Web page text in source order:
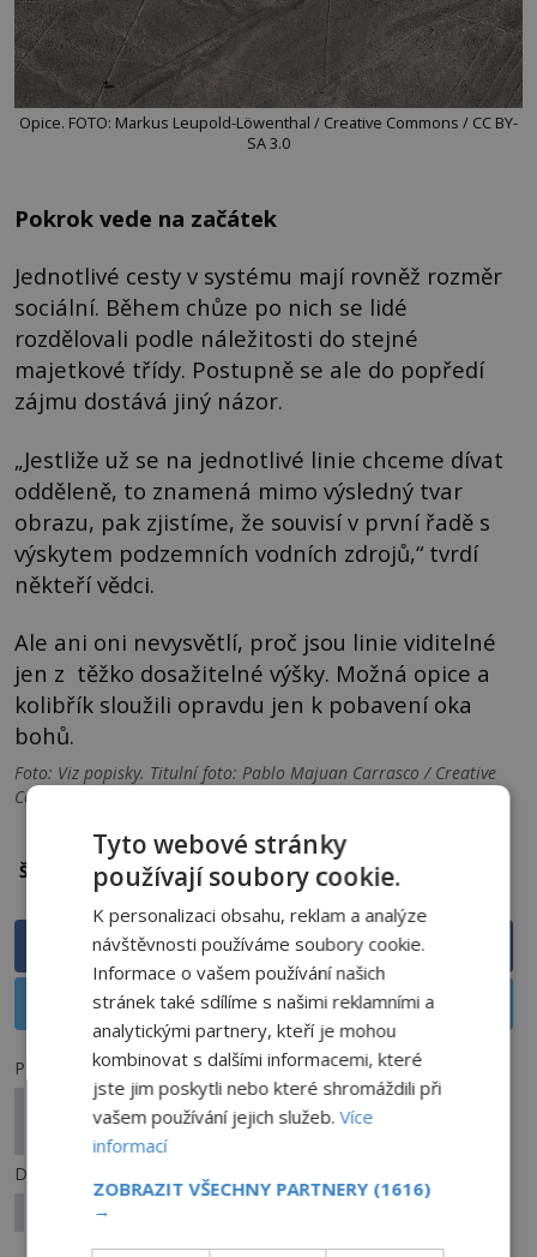
Opice. FOTO: Markus Leupold-Löwenthal / Creative Commons / CC BY-
SA 3.0
Pokrok vede na začátek
Jednotlivé cesty v systému mají rovněž rozměr
sociální. Během chůze po nich se lidé
rozdělovali podle náležitosti do stejné
majetkové třídy. Postupně se ale do popředí
zájmu dostává jiný názor.
„Jestliže už se na jednotlivé linie chceme dívat
odděleně, to znamená mimo výsledný tvar
obrazu, pak zjistíme, že souvisí v první řadě s
výskytem podzemních vodních zdrojů,“ tvrdí
někteří vědci.
Ale ani oni nevysvětlí, proč jsou linie viditelné
jen z těžko dosažitelné výšky. Možná opice a
kolibřík sloužili opravdu jen k pobavení oka
bohů.
Foto: Viz popisky. Titulní foto: Pablo Majuan Carrasco / Creative
Commons / CC BY-SA 4.0
Štítky: geoglyfy Nazca Peru
Sdílet na Facebooku
Sdílet na X
Předchozí článek
Prokletý zámeček Miramare: Připravil své
vlastníky o život?
Další článek
Lidé se záhadnými anomáliemi
Tyto webové stránky
používají soubory cookie.
K personalizaci obsahu, reklam a analýze
návštěvnosti používáme soubory cookie.
Informace o vašem používání našich
stránek také sdílíme s našimi reklamními a
analytickými partnery, kteří je mohou
kombinovat s dalšími informacemi, které
jste jim poskytli nebo které shromáždili při
vašem používání jejich služeb.Více
informací
ZOBRAZIT VŠECHNY PARTNERY (1616)
→